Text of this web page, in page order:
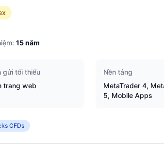
15năm
gửi tối thiểu
trang web
Nền tảng
MetaTrader 4,
5, Mobile Apps
CFDs